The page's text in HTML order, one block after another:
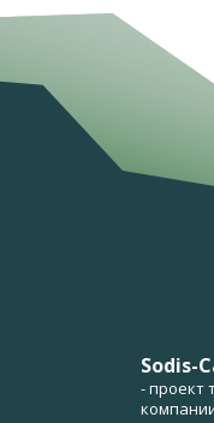
Sodis-
- проект